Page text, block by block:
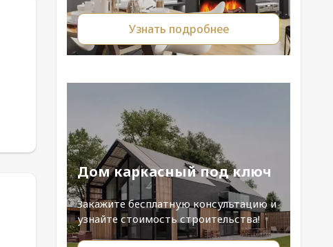
Узнать подробнее
Дом каркасный под ключ
Закажите бесплатную консультацию и
узнайте стоимость строительства!